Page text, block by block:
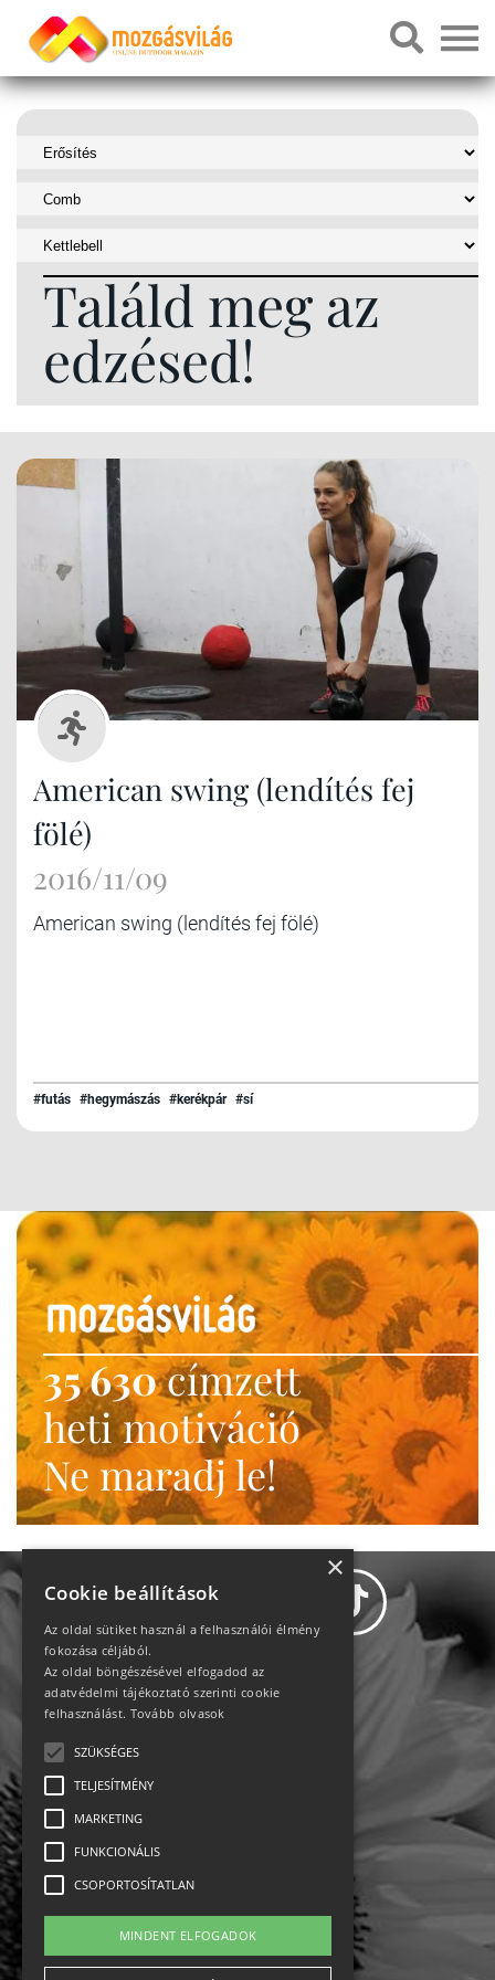
Találd meg az
edzésed!
American swing (lendítés fej
fölé)
2016/11/09
American swing (lendítés fej fölé)
#futás #hegymászás #kerékpár #sí
35 630címzett
heti motiváció
Ne maradj le!
Adatvédelem
Impresszum-kapcsolat
English
×
Cookie beállítások
Az oldal sütiket használ a felhasználói élmény
fokozása céljából.
Az oldal böngészésével elfogadod az
adatvédelmi tájékoztató szerinti cookie
felhasználást. Tovább olvasok
SZÜKSÉGES
TELJESÍTMÉNY
MARKETING
FUNKCIONÁLIS
CSOPORTOSÍTATLAN
MINDENT ELFOGADOK